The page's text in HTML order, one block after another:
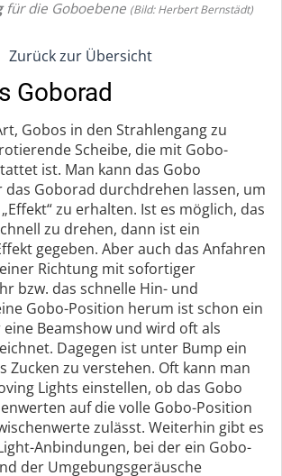
für die Goboebene (Bild: Herbert Bernstädt)
Zurück zur Übersicht
Goborad
Gobos in den Strahlengang zu
Scheibe, die mit Gobo-
ist. Man kann das Gobo
das Goborad durchdrehen lassen, um
zu erhalten. Ist es möglich, das
zu drehen, dann ist ein
gegeben. Aber auch das Anfahren
Richtung mit sofortiger
bzw. das schnelle Hin- und
Gobo-Position herum ist schon ein
eine Beamshow und wird oft als
Dagegen ist unter Bump ein
Zucken zu verstehen. Oft kann man
Lights einstellen, ob das Gobo
auf die volle Gobo-Position
zulässt. Weiterhin gibt es
Anbindungen, bei der ein Gobo-
der Umgebungsgeräusche